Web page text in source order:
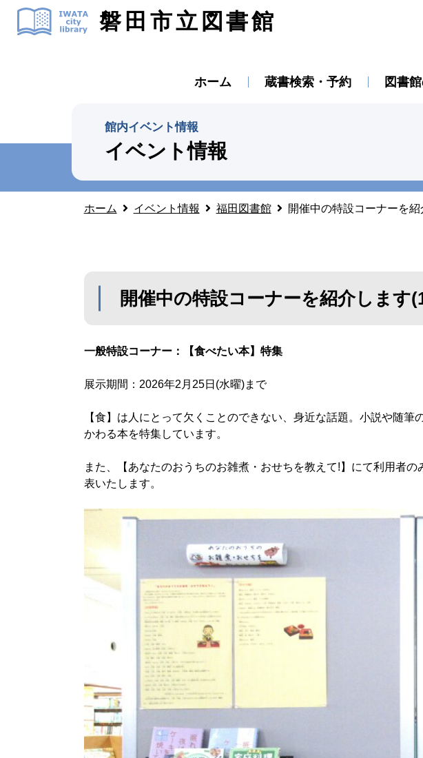
磐田市立図書館
ホーム 蔵書検索・予約 図書
館内イベント情報
イベント情報
ホーム イベント情報 福田図書館 開催中の特設コーナーを
開催中の特設コーナーを紹介します
一般特設コーナー：【食べたい本】特集
展示期間：2026年2月25日(水曜)まで
【食】は人にとって欠くことのできない、身近な話題。小説や随
かわる本を特集しています。
また、【あなたのおうちのお雑煮・おせちを教えて!】にて利用者
表いたします。